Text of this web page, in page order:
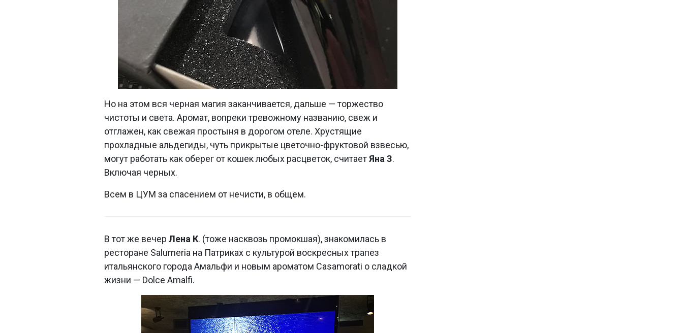
Но на этом вся черная магия заканчивается, дальше — торжество
чистоты и света. Аромат, вопреки тревожному названию, свеж и
отглажен, как свежая простыня в дорогом отеле. Хрустящие
прохладные альдегиды, чуть прикрытые цветочно-фруктовой взвесью,
могут работать как оберег от кошек любых расцветок, считаетЯна З.
Включая черных.
Всем в ЦУМ за спасением от нечисти, в общем.
В тот же вечер Лена К. (тоже насквозь промокшая), знакомилась в
ресторане Salumeria на Патриках с культурой воскресных трапез
итальянского города Амальфи и новым ароматом Casamorati о сладкой
жизни — Dolce Amalfi.